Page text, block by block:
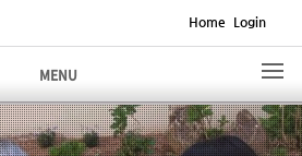
Home Login
MENU